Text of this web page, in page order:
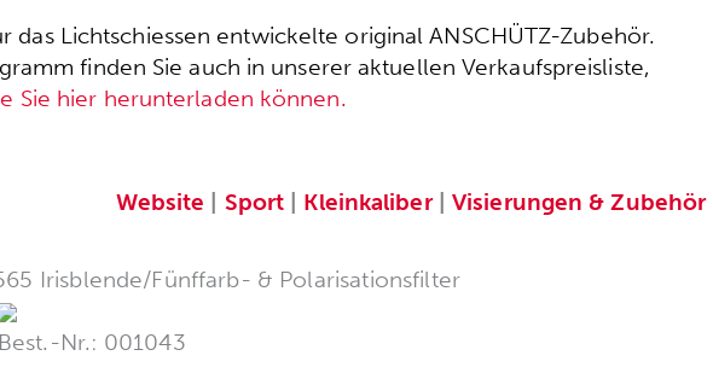
das Lichtschiessen entwickelte original ANSCHÜTZ-Zubehör.
finden Sie auch in unserer aktuellen Verkaufspreisliste,
Sie hier herunterladen können.
Website Sport Kleinkaliber| Visierungen & Zubehör|
Irisblende/Fünffarb- & Polarisationsfilter
Best.-Nr.: 001043